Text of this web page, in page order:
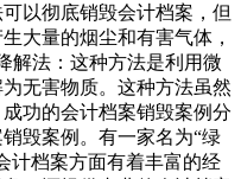
以彻底销毁会计档案，但
大量的烟尘和有害气体，
解法：这种方法是利用微
无害物质。这种方法虽然
功的会计档案销毁案例分
毁案例。有一家名为“绿
计档案方面有着丰富的经